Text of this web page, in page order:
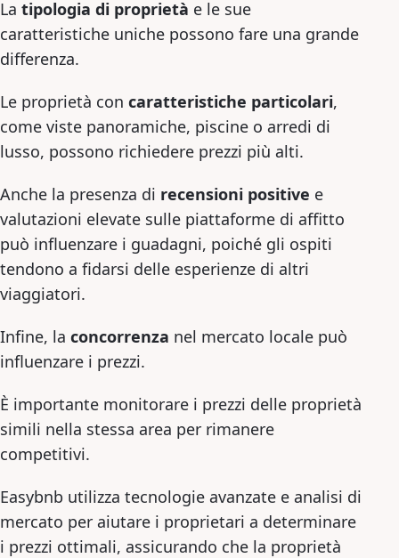
La tipologia di proprietà e le sue
caratteristiche uniche possono fare una grande
differenza.
Le proprietà con caratteristiche particolari,
come viste panoramiche, piscine o arredi di
lusso, possono richiedere prezzi più alti.
Anche la presenza di recensioni positive e
valutazioni elevate sulle piattaforme di affitto
può influenzare i guadagni, poiché gli ospiti
tendono a fidarsi delle esperienze di altri
viaggiatori.
Infine, la concorrenza nel mercato locale può
influenzare i prezzi.
È importante monitorare i prezzi delle proprietà
simili nella stessa area per rimanere
competitivi.
Easybnb utilizza tecnologie avanzate e analisi di
mercato per aiutare i proprietari a determinare
i prezzi ottimali, assicurando che la proprietà